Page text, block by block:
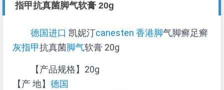
指甲抗真菌脚气软膏 20g
德国进口 凯妮汀canesten 香港脚气脚癣足癣
灰指甲抗真菌脚气软膏 20g
【产品规格】20g
【产 地】德国